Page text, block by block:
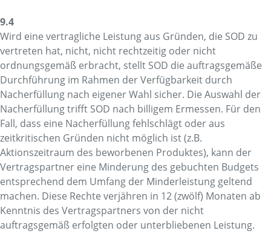
9.4
Wird eine vertragliche Leistung aus Gründen, die SOD zu
vertreten hat, nicht, nicht rechtzeitig oder nicht
ordnungsgemäß erbracht, stellt SOD die auftragsgemäße
Durchführung im Rahmen der Verfügbarkeit durch
Nacherfüllung nach eigener Wahl sicher. Die Auswahl der
Nacherfüllung trifft SOD nach billigem Ermessen. Für den
Fall, dass eine Nacherfüllung fehlschlägt oder aus
zeitkritischen Gründen nicht möglich ist (z.B.
Aktionszeitraum des beworbenen Produktes), kann der
Vertragspartner eine Minderung des gebuchten Budgets
entsprechend dem Umfang der Minderleistung geltend
machen. Diese Rechte verjähren in 12 (zwölf) Monaten ab
Kenntnis des Vertragspartners von der nicht
auftragsgemäß erfolgten oder unterbliebenen Leistung.